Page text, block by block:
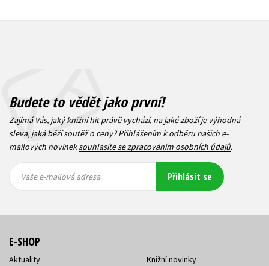
Budete to vědět jako první!
Zajímá Vás, jaký knižní hit právě vychází, na jaké zboží je výhodná
sleva, jaká běží soutěž o ceny? Přihlášením k odběru našich e-
mailových novineksouhlasíte se zpracováním osobních údajů.
mailová
mailová
Vaše e-mailová adresa Přihlásit se
E-SHOP
Aktuality
Knižní novinky